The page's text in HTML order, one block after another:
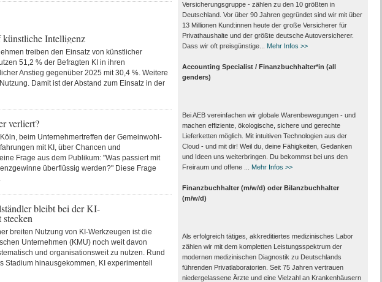
künstliche Intelligenz
treiben den Einsatz von künstlicher
51,2 % der Befragten KI in ihren
Anstieg gegenüber 2025 mit 30,4 %. Weitere
Damit ist der Abstand zum Einsatz in der
verliert?
beim Unternehmertreffen der Gemeinwohl-
mit KI, über Chancen und
Frage aus dem Publikum: "Was passiert mit
überflüssig werden?" Diese Frage
bleibt bei der KI-
breiten Nutzung von KI-Werkzeugen ist die
Unternehmen (KMU) noch weit davon
und organisationsweit zu nutzen. Rund
hinausgekommen, KI experimentell
Versicherungsgruppe - zählen zu den 10 größten in
Deutschland. Vor über 90 Jahren gegründet sind wir mit über
13 Millionen Kund:innen heute der große Versicherer für
Privathaushalte und der größte deutsche Autoversicherer.
Dass wir oft preisgünstige...
Mehr Infos >>
Accounting Specialist / Finanzbuchhalter*in (all
genders)
Bei AEB vereinfachen wir globale Warenbewegungen - und
machen effiziente, ökologische, sichere und gerechte
Lieferketten möglich. Mit intuitiven Technologien aus der
Cloud - und mit dir! Weil du, deine Fähigkeiten, Gedanken
und Ideen uns weiterbringen. Du bekommst bei uns den
Freiraum und offene ...
Mehr Infos >>
Finanzbuchhalter (m/w/d) oder Bilanzbuchhalter
(m/w/d)
Als erfolgreich tätiges, akkreditiertes medizinisches Labor
zählen wir mit dem kompletten Leistungs­spektrum der
modernen medizinischen Diagnostik zu Deutschlands
führenden Privat­laboratorien. Seit 75 Jahren vertrauen
nieder­gelassene Ärzte und eine Vielzahl an Kranken­häusern